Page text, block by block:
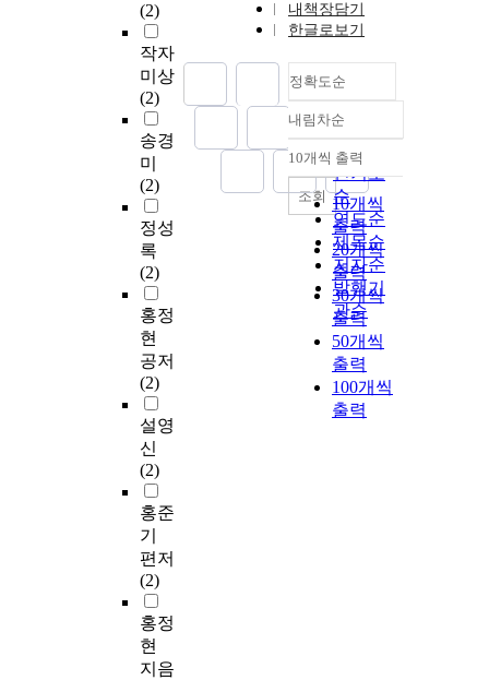
(2)
작자
미상
(2)
송경
미
(2)
정성
록
(2)
홍정
현
공저
(2)
설영
신
(2)
홍준
기
편저
(2)
홍정
현
지음
내책장담기
한글로보기
정확도순
정확도
순
인기도
순
연도순
제목순
저자순
발행기
관순
내림차순
내림차순
10개씩 출력
10개씩
출력
20개씩
출력
30개씩
출력
50개씩
출력
100개씩
출력
조회